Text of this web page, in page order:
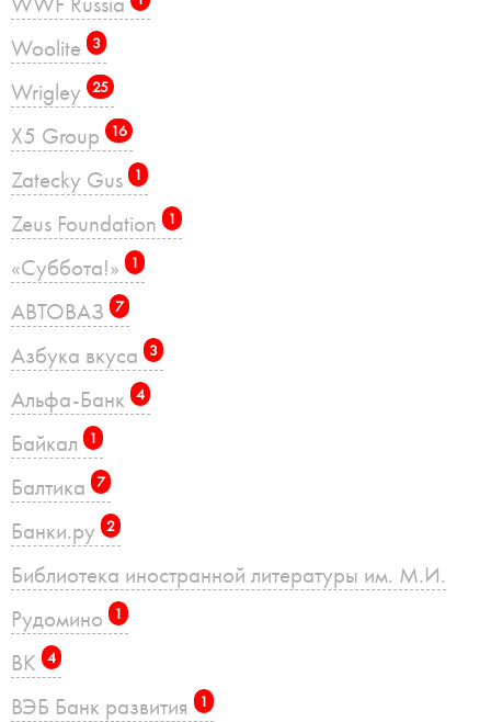
Woolite 3
Wrigley 25
X5 Group 16
Zatecky Gus 1
Zeus Foundation 1
«Суббота!» 1
АВТОВАЗ 7
Азбука вкуса 3
Альфа-Банк 4
Байкал 1
Балтика 7
Банки.ру 2
Библиотека иностранной литературы им. М.И.
Рудомино
1
ВК 4
ВЭБ Банк развития 1